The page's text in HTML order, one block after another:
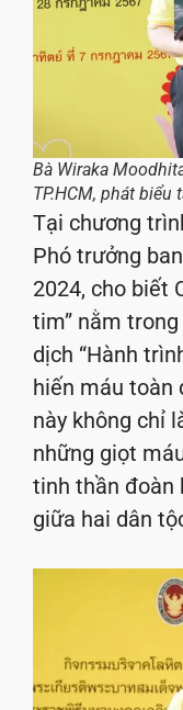
Bà Wiraka
TP.HCM, phát
Tại chương
Phó trưởng
2024, cho biết
tim” nằm
dịch “Hành
hiến máu toàn
này không chỉ
những giọt
tinh thần đoàn
giữa hai dân